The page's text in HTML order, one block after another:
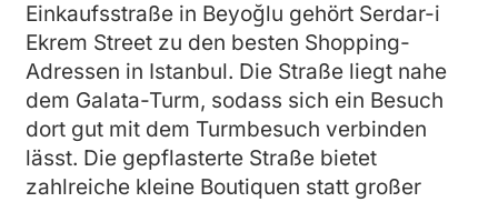
Einkaufsstraße in Beyoğlu gehört Serdar-i
Ekrem Street zu den besten Shopping-
Adressen in Istanbul. Die Straße liegt nahe
dem Galata-Turm, sodass sich ein Besuch
dort gut mit dem Turmbesuch verbinden
lässt. Die gepflasterte Straße bietet
zahlreiche kleine Boutiquen statt großer